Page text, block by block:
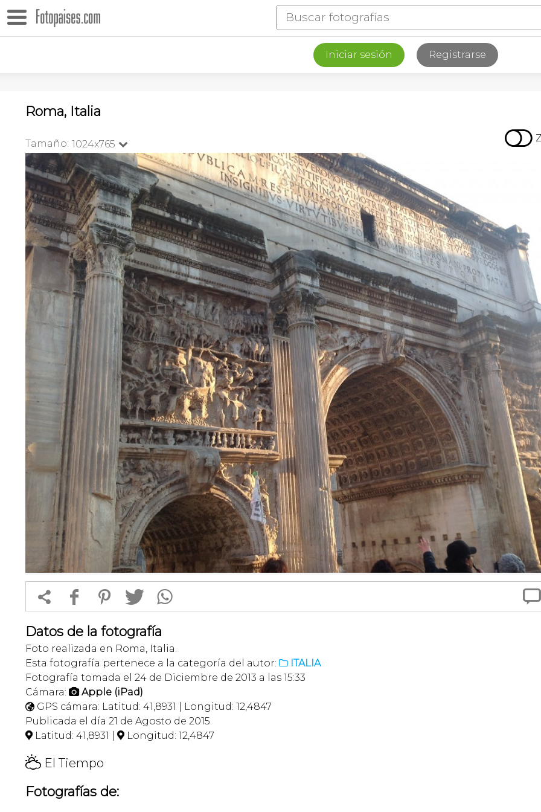
Iniciar sesión Registrarse
Roma, Italia
Tamaño: 1024x765  
 f 1 T  
Datos de la fotografía
Foto realizada en Roma, Italia.
Esta fotografía pertenece a la categoría del autor:  ITALIA
Fotografía tomada el 24 de Diciembre de 2013 a las 15:33
Cámara:  Apple (iPad)
 GPS cámara: Latitud: 41,8931 | Longitud: 12,4847
Publicada el día 21 de Agosto de 2015.
 Latitud: 41,8931 |  Longitud: 12,4847
H El Tiempo
Fotografías de: